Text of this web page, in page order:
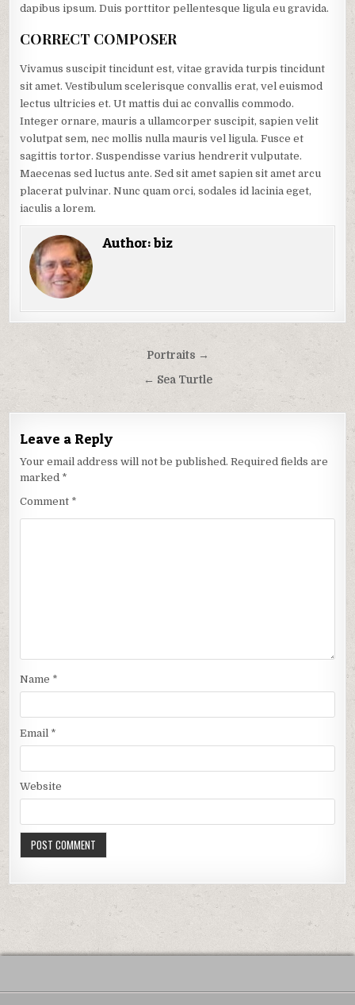
dapibus ipsum. Duis porttitor pellentesque ligula eu gravida.
CORRECT COMPOSER
Vivamus suscipit tincidunt est, vitae gravida turpis tincidunt
sit amet. Vestibulum scelerisque convallis erat, vel euismod
lectus ultricies et. Ut mattis dui ac convallis commodo.
Integer ornare, mauris a ullamcorper suscipit, sapien velit
volutpat sem, nec mollis nulla mauris vel ligula. Fusce et
sagittis tortor. Suspendisse varius hendrerit vulputate.
Maecenas sed luctus ante. Sed sit amet sapien sit amet arcu
placerat pulvinar. Nunc quam orci, sodales id lacinia eget,
iaculis a lorem.
Author:biz
Post
navigation
Portraits →
← Sea Turtle
Leave a Reply
Your email address will not be published. Required fields are
marked *
Comment *
Name *
Email *
Website